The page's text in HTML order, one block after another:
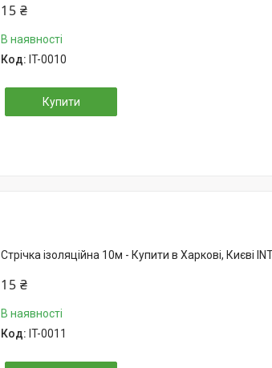
15 ₴
IT-0010
В наявності
Купити
Стрічка ізоляційна 10м - Купити в Харкові, Києві
15 ₴
IT-0011
В наявності